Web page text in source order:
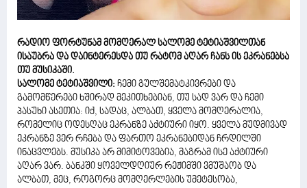
რადიო ფორტუნამ მომღერალ სალომე ტეტიაშვილთან
ისაუბრა და დაინტერესდა თუ რატომ აღარ ჩანს ის ეკრანებსა
თუ მუსიკაში.
სალომე ტეტიაშვილი: ჩემი გულშემატკივრები და
გამომწერები ხშირად მეკითხებიან, თუ სად ვარ და ჩემი
პასუხი ასეთია: იქ, სადაც, ალბათ, ყველა მომღერალია,
რომელიც ოდესღაც ეკრანზე აქტიური იყო. ყველა მუდმივად
ეკრანზე ვერ რჩება და ფართო ეკრანებიდან ჩრდილში
ინაცვლებს. მუსიკა არ მიმიტოვებია, მაგრამ ისე აქტიური
აღარ ვარ. ბანკში ყოველდღიურ რეჟიმში ვმუშაობ და
ალბათ, მეც, როგორც მომღერლების უმეტესობა,